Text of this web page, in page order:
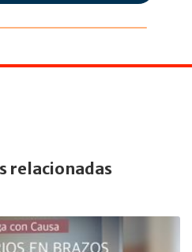
relacionadas